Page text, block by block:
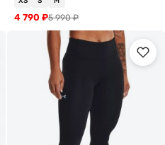
5 990₽
4 790 ₽